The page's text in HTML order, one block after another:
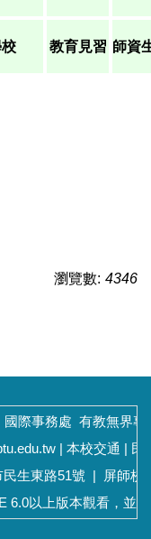
教育見習 師資
瀏覽數: 4346
國際事務處 有教無界專
| 本校交通 | 民
民生東路51號 |
屏師校
6.0以上版本觀看，並